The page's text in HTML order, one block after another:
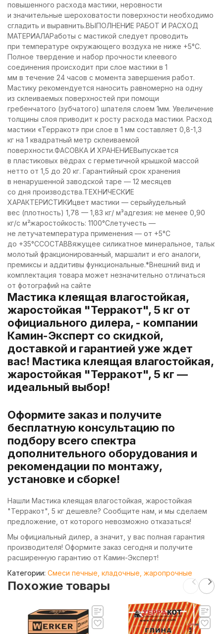
повышенного расхода мастики, неровности
и значительные шероховатости поверхности необходимо
сгладить и выравнить.ВЫПОЛНЕНИЕ РАБОТ И РАСХОД
МАТЕРИАЛАРаботы с мастикой следует проводить
при температуре окружающего воздуха не ниже +5°С.
Полное твердение и набор прочности клеевого
соединения происходит при слое мастики в 1
мм в течение 24 часов с момента завершения работ.
Мастику рекомендуется наносить равномерно на одну
из склеиваемых поверхностей при помощи
гребенчатого (зубчатого) шпателя слоем 1мм. Увеличение
толщины слоя приводит к росту расхода мастики. Расход
мастики «Терракот» при слое в 1 мм составляет 0,8-1,3
кг на 1 квадратный метр склеиваемой
поверхности.ФАСОВКА И ХРАНЕНИЕВыпускается
в пластиковых вёдрах с герметичной крышкой массой
нетто от 1,5 до 20 кг. Гарантийный срок хранения
в ненарушенной заводской таре — 12 месяцев
со дня производства.ТЕХНИЧЕСКИЕ
ХАРАКТЕРИСТИКИцвет мастики — серыйудельный
вес (плотность) 1,78 — 1,83 кг/ м³адгезия: не менее 0,90
кг/с м²жаростойкость: 1100°Слетучесть —
не летучатемпература применения — от +5°С
до +35°ССОСТАВВяжущее силикатное минеральное, тальк
молотый фракционированный, маршалит и его аналоги,
премиксы и аддитивы функциональные.*Внешний вид и
комплектация товара может незначительно отличаться
от фотографий на сайте
Мастика клеящая влагостойкая,
жаростойкая "Терракот", 5 кг от
официального дилера, - компании
Камин-Эксперт со скидкой,
доставкой и гарантией уже ждет
вас! Мастика клеящая влагостойкая,
жаростойкая "Терракот", 5 кг —
идеальный выбор!
Оформите заказ и получите
бесплатную консультацию по
подбору всего спектра
дополнительного оборудования и
рекомендации по монтажу,
установке и сборке!
Нашли Мастика клеящая влагостойкая, жаростойкая
"Терракот", 5 кг дешевле? Сообщите нам, и мы сделаем
предложение, от которого невозможно отказаться!
Мы официальный дилер, а значит, у вас полная гарантия
производителя! Оформите заказ сегодня и получите
расширенную гарантию от Камин-Эксперт!
Категории: Смеси печные, кладочные, жаропрочные
Похожие товары